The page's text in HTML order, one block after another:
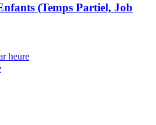
(Temps Partiel, Job
heure